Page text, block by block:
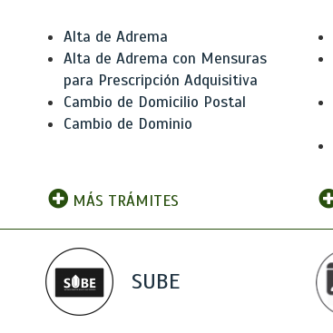
Alta de Adrema
Alta de Adrema con Mensuras
para Prescripción Adquisitiva
Cambio de Domicilio Postal
Cambio de Dominio
MÁS TRÁMITES
SUBE